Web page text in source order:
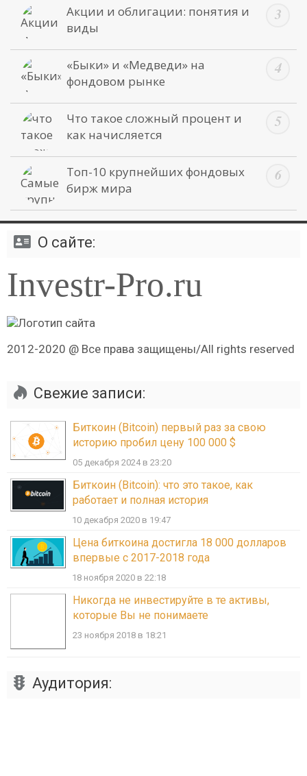
Акции и облигации: понятия и
виды
«Быки» и «Медведи» на
фондовом рынке
Что такое сложный процент и
как начисляется
Топ-10 крупнейших фондовых
бирж мира
О сайте:
Investr-Pro.ru
2012-2020 @ Все права защищены/All rights reserved
Свежие записи:
Биткоин (Bitcoin) первый раз за свою
историю пробил цену 100 000 $
05 декабря 2024 в 23:20
Биткоин (Bitcoin): что это такое, как
работает и полная история
10 декабря 2020 в 19:47
Цена биткоина достигла 18 000 долларов
впервые с 2017-2018 года
18 ноября 2020 в 22:18
Никогда не инвестируйте в те активы,
которые Вы не понимаете
23 ноября 2018 в 18:21
Аудитория: